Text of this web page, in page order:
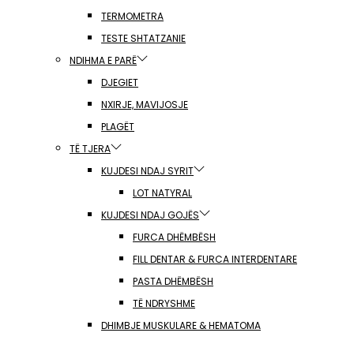
TERMOMETRA
TESTE SHTATZANIE
NDIHMA E PARË
DJEGIET
NXIRJE, MAVIJOSJE
PLAGËT
TË TJERA
KUJDESI NDAJ SYRIT
LOT NATYRAL
KUJDESI NDAJ GOJËS
FURCA DHËMBËSH
FILL DENTAR & FURCA INTERDENTARE
PASTA DHËMBËSH
TË NDRYSHME
DHIMBJE MUSKULARE & HEMATOMA